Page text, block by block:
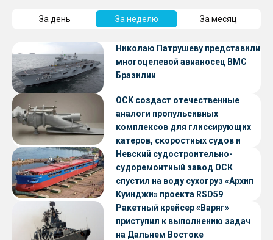
За день За неделю За месяц
Николаю Патрушеву представили
многоцелевой авианосец ВМС
Бразилии
ОСК создаст отечественные
аналоги пропульсивных
комплексов для глиссирующих
катеров, скоростных судов и
судов с малой осадкой
Невский судостроительно-
судоремонтный завод ОСК
спустил на воду сухогруз «Архип
Куинджи» проекта RSD59
Ракетный крейсер «Варяг»
приступил к выполнению задач
на Дальнем Востоке